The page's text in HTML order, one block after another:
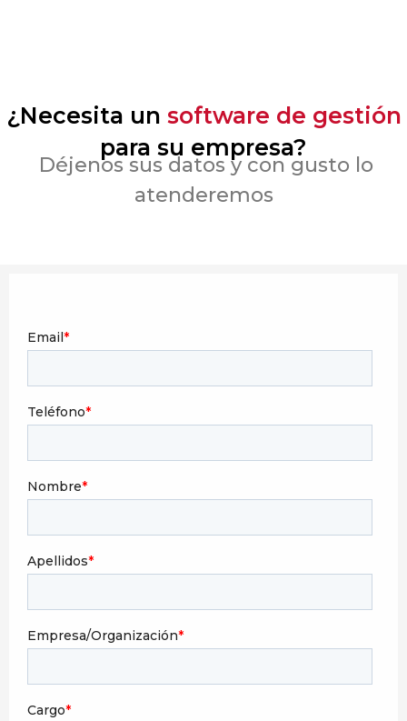
¿Necesita un software de gestión
para su empresa?
Déjenos sus datos y con gusto lo
atenderemos